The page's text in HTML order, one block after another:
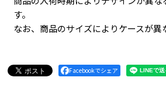
す。
なお、商品のサイズによりケースが異
Facebookでシェア